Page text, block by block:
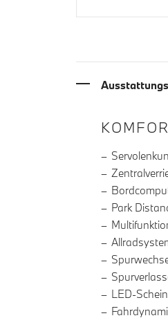
Park
LED-